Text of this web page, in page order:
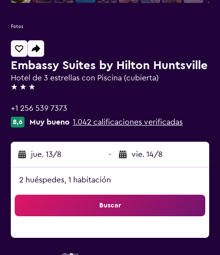
Embassy Suites by Hilton Huntsville
Hotel de 3 estrellas con Piscina (cubierta)
3 estrellas
+1 256 539 7373
8,6 Muy bueno 1.042 calificaciones verificadas
jue. 13/8 - vie. 14/8
2 huéspedes, 1 habitación
Buscar
Fotos